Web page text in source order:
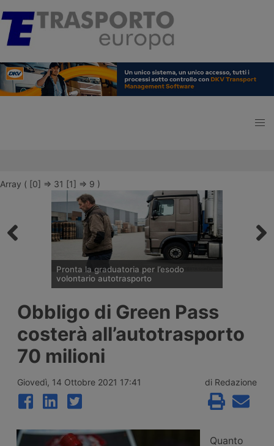
Array ( [0] => 31 [1] => 9 )
Pronta la graduatoria per l’esodo
volontario autotrasporto
degli Autotrasportatori ha pubblicato
l’elenco delle 133 imprese monoveicolari
ammesse agli incentivi da 15mila euro per
l’uscita volontaria dal mercato, nell’ambito
del bando finanziato con 2 milioni di euro
per il 2026.
Obbligo di Green Pass
costerà all’autotrasporto
70 milioni
Giovedì, 14 Ottobre 2021 17:41 di Redazione
Quanto